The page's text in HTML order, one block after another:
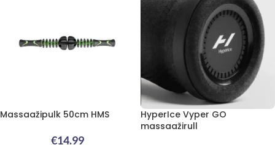
Massaažipulk 50cm HMS
€14.99
HyperIce Vyper GO
massaažirull